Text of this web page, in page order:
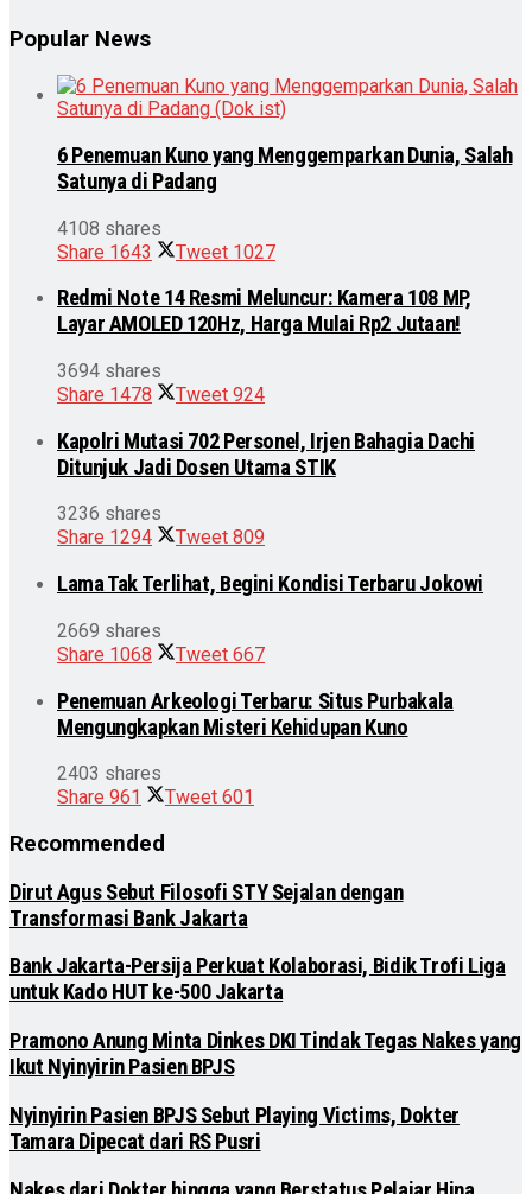
Popular News
6 Penemuan Kuno yang Menggemparkan Dunia, Salah
Satunya di Padang
4108 shares
Share 1643 Tweet 1027
Redmi Note 14 Resmi Meluncur: Kamera 108 MP,
Layar AMOLED 120Hz, Harga Mulai Rp2 Jutaan!
3694 shares
Share 1478 Tweet 924
Kapolri Mutasi 702 Personel, Irjen Bahagia Dachi
Ditunjuk Jadi Dosen Utama STIK
3236 shares
Share 1294 Tweet 809
Lama Tak Terlihat, Begini Kondisi Terbaru Jokowi
2669 shares
Share 1068 Tweet 667
Penemuan Arkeologi Terbaru: Situs Purbakala
Mengungkapkan Misteri Kehidupan Kuno
2403 shares
Share 961 Tweet 601
Recommended
Dirut Agus Sebut Filosofi STY Sejalan dengan
Transformasi Bank Jakarta
Bank Jakarta-Persija Perkuat Kolaborasi, Bidik Trofi Liga
untuk Kado HUT ke-500 Jakarta
Pramono Anung Minta Dinkes DKI Tindak Tegas Nakes yang
Ikut Nyinyirin Pasien BPJS
Nyinyirin Pasien BPJS Sebut Playing Victims, Dokter
Tamara Dipecat dari RS Pusri